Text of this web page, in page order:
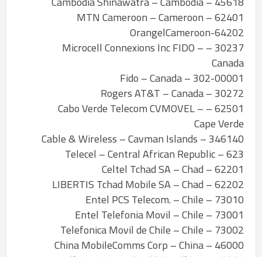
62401 – MTN Cameroon – Cameroon
64202-OrangelCameroon
30237 – Microcell Connexions Inc FIDO –
Canada
302-00001 – Fido – Canada
30272 – Rogers AT&T – Canada
62501 – Cabo Verde Telecom CVMOVEL –
Cape Verde
346140 – Cable & Wireless – Cavman Islands
623 – Telecel – Central African Republic
62201 – Celtel Tchad SA – Chad
62202 – LIBERTIS Tchad Mobile SA – Chad
73010 – Entel PCS Telecom. – Chile
73001 – Entel Telefonia Movil – Chile
73002 – Telefonica Movil de Chile – Chile
46000 – China MobileComms Corp – China